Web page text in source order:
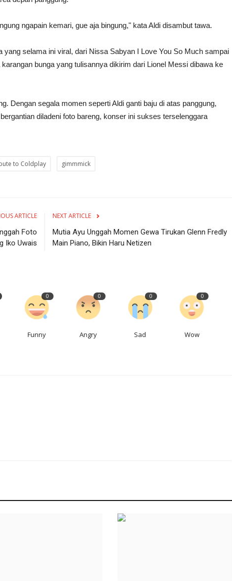
ngapain kemari, gue aja bingung," kata Aldi disambut tawa.
yang selama ini viral, dari Nissa Sabyan I Love You So Much sampai
bunga yang tulisannya dikirim dari Lionel Messi dibawa ke
Dengan segala momen seperti Aldi ganti baju di atas panggung,
diladeni foto bareng, konser ini sukses terselenggara
to Coldplay gimmmick
ARTICLE
Foto
Iko Uwais
NEXT ARTICLE
Mutia Ayu Unggah Momen Gewa Tirukan Glenn Fredly
Main Piano, Bikin Haru Netizen
0
Funny
0
Angry
0
Sad
0
Wow